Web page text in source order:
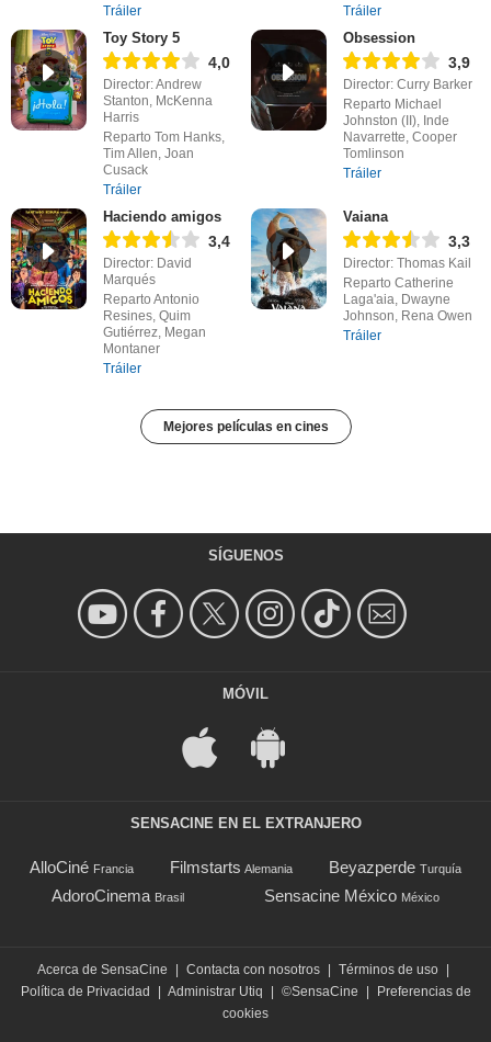
Tráiler
Tráiler
Toy Story 5
4,0
Director: Andrew
Stanton, McKenna
Harris
Reparto Tom Hanks,
Tim Allen, Joan
Cusack
Tráiler
Obsession
3,9
Director: Curry Barker
Reparto Michael
Johnston (II), Inde
Navarrette, Cooper
Tomlinson
Tráiler
Haciendo amigos
3,4
Director: David
Marqués
Reparto Antonio
Resines, Quim
Gutiérrez, Megan
Montaner
Tráiler
Vaiana
3,3
Director: Thomas Kail
Reparto Catherine
Laga'aia, Dwayne
Johnson, Rena Owen
Tráiler
Mejores películas en cines
SÍGUENOS
MÓVIL
SENSACINE EN EL EXTRANJERO
AlloCiné Francia Filmstarts Alemania Beyazperde Turquía
AdoroCinema Brasil Sensacine México México
Acerca de SensaCine | Contacta con nosotros | Términos de uso |
Política de Privacidad
| Administrar Utiq | ©SensaCine |
Preferencias de
cookies